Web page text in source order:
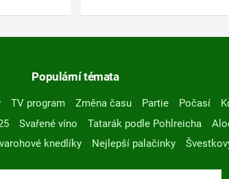
Populární témata
TV program Změna času Partie Počasí
Svařené víno Tatarák podle Pohlreicha
knedlíky Nejlepší palačinky